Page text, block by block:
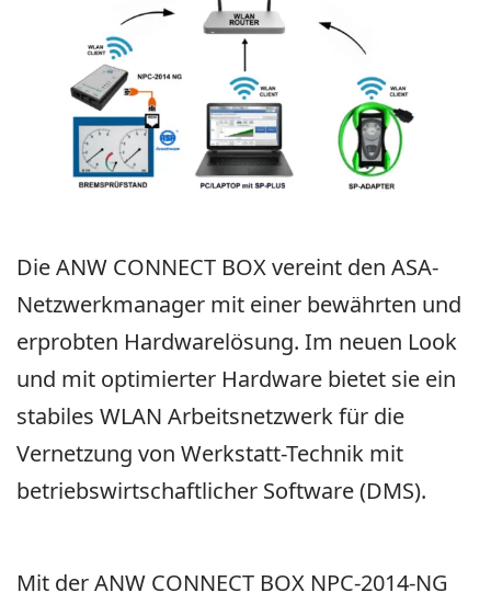
Die ANW CONNECT BOX vereint den ASA-
Netzwerkmanager mit einer bewährten und
erprobten Hardwarelösung. Im neuen Look
und mit optimierter Hardware bietet sie ein
stabiles WLAN Arbeitsnetzwerk für die
Vernetzung von Werkstatt-Technik mit
betriebswirtschaftlicher Software (DMS).
Mit der ANW CONNECT BOX NPC-2014-NG